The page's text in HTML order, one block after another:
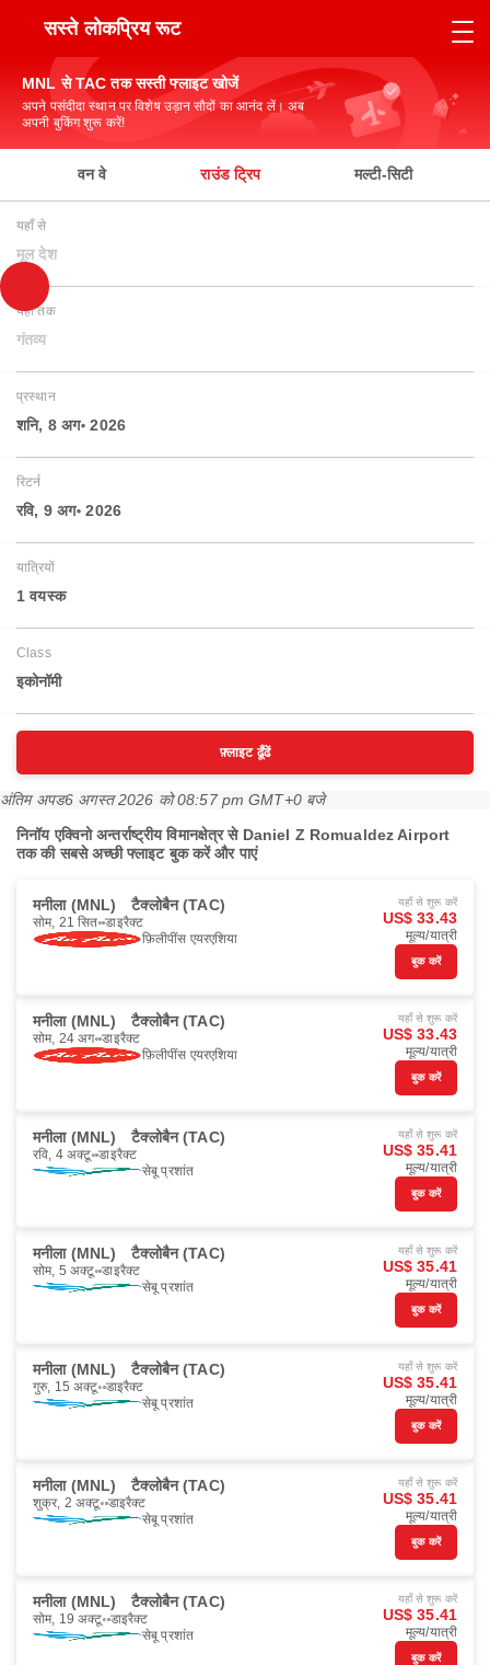
सस्ते लोकप्रिय रूट
MNL से TAC तक सस्ती फ्लाइट खोजें
अपने पसंदीदा स्थान पर विशेष उड़ान सौदों का आनंद लें। अब
अपनी बुकिंग शुरू करें!
वन वे राउंड ट्रिप मल्टी-सिटी
यहाँ से
मूल देश
यहाँ तक
गंतव्य
प्रस्थान
शनि, 8 अग॰ 2026
रिटर्न
रवि, 9 अग॰ 2026
यात्रियों
1 वयस्‍क
Class
इकोनॉमी
फ़्लाइट ढूँढें
अंतिम अपड6 अगस्त 2026 को 08:57 pm GMT+0 बजे
निनॉय एक्विनो अन्तर्राष्ट्रीय विमानक्षेत्र से Daniel Z Romualdez Airport
तक की सबसे अच्छी फ्लाइट बुक करें और पाएं
मनीला (MNL) टैक्लोबैन (TAC)
सोम, 21 सित॰ डाइरैक्ट
फ़िलीपींस एयरएशिया
यहाँ से शुरू करें
US$ 33.43
मूल्य/यात्री
बुक करें
मनीला (MNL) टैक्लोबैन (TAC)
सोम, 24 अग॰ डाइरैक्ट
फ़िलीपींस एयरएशिया
यहाँ से शुरू करें
US$ 33.43
मूल्य/यात्री
बुक करें
मनीला (MNL) टैक्लोबैन (TAC)
रवि, 4 अक्टू॰ डाइरैक्ट
सेबू प्रशांत
यहाँ से शुरू करें
US$ 35.41
मूल्य/यात्री
बुक करें
मनीला (MNL) टैक्लोबैन (TAC)
सोम, 5 अक्टू॰ डाइरैक्ट
सेबू प्रशांत
यहाँ से शुरू करें
US$ 35.41
मूल्य/यात्री
बुक करें
मनीला (MNL) टैक्लोबैन (TAC)
गुरु, 15 अक्टू॰ डाइरैक्ट
सेबू प्रशांत
यहाँ से शुरू करें
US$ 35.41
मूल्य/यात्री
बुक करें
मनीला (MNL) टैक्लोबैन (TAC)
शुक्र, 2 अक्टू॰ डाइरैक्ट
सेबू प्रशांत
यहाँ से शुरू करें
US$ 35.41
मूल्य/यात्री
बुक करें
मनीला (MNL) टैक्लोबैन (TAC)
सोम, 19 अक्टू॰ डाइरैक्ट
सेबू प्रशांत
यहाँ से शुरू करें
US$ 35.41
मूल्य/यात्री
बुक करें